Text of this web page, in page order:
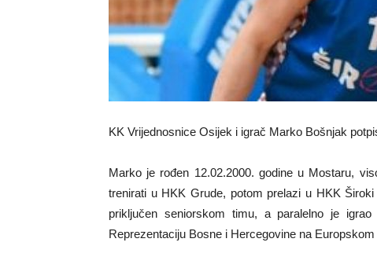
KK Vrijednosnice Osijek i igrač Marko Bošnjak
Marko je rođen 12.02.2000. godine u Mostaru,
trenirati u HKK Grude, potom prelazi u HKK
priključen seniorskom timu, a paralelno je
Reprezentaciju Bosne i Hercegovine na